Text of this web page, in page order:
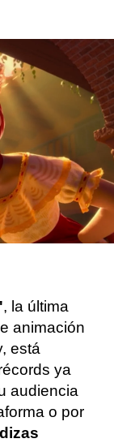
, la última
animación
está
ya
audiencia
o por